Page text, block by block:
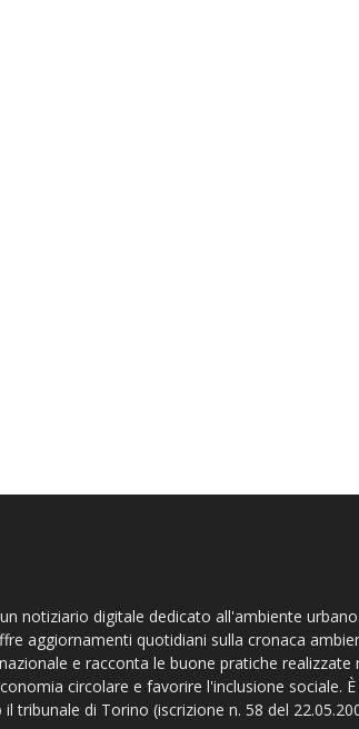
notiziario digitale dedicato all'ambiente
aggiornamenti quotidiani sulla cronaca
e racconta le buone pratiche realizzate
circolare e favorire l'inclusione sociale.
tribunale di Torino (iscrizione n. 58 del